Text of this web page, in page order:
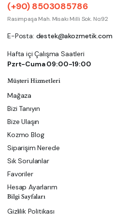
(+90) 8503085786
Rasimpaşa Mah. Misakı Milli Sok. No:92
E-Posta: destek@akozmetik.com
Hafta içi Çalışma Saatleri
Pzrt-Cuma 09:00-19:00
Müşteri Hizmetleri
Mağaza
Bizi Tanıyın
Bize Ulaşın
Kozmo Blog
Siparişim Nerede
Sık Sorulanlar
Favoriler
Hesap Ayarlarım
Bilgi Sayfaları
Gizlilik Politikası